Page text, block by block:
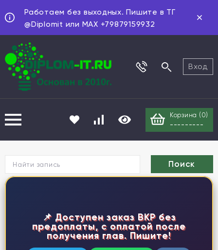
Работаем без выходных. Пишите в ТГ
@Diplomit или MAX +79879159932
Вход
Корзина ( 0)
---------
📌 Доступен заказ ВКР без
предоплаты, с оплатой после
получения глав. Пишите!